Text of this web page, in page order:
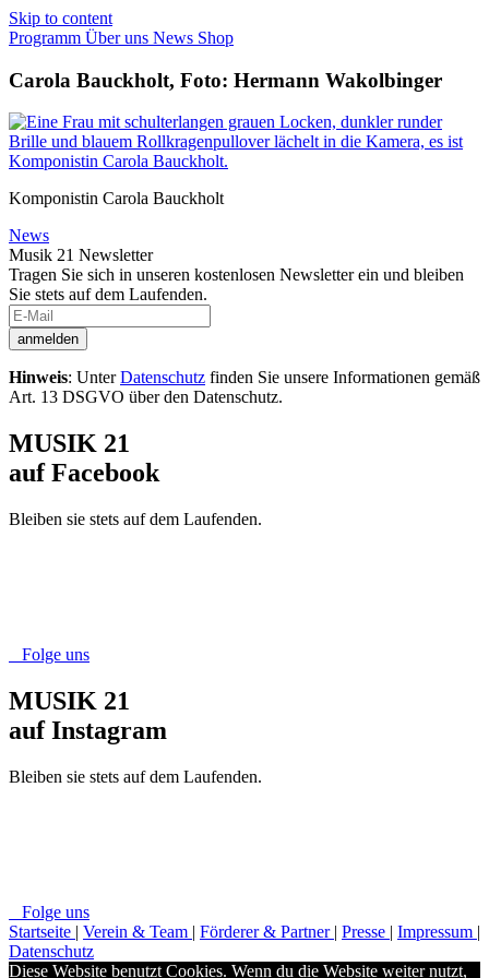
Skip to content
Programm Über uns News Shop
Carola Bauckholt, Foto: Hermann Wakolbinger
Komponistin Carola Bauckholt
News
Musik 21 Newsletter
Tragen Sie sich in unseren kostenlosen Newsletter ein und bleiben
Sie stets auf dem Laufenden.
Hinweis: UnterDatenschutz finden Sie unsere Informationen gemäß
Art. 13 DSGVO über den Datenschutz.
MUSIK 21
auf Facebook
Bleiben sie stets auf dem Laufenden.
Folge uns
MUSIK 21
auf Instagram
Bleiben sie stets auf dem Laufenden.
Folge uns
Startseite | Verein & Team | Förderer & Partner | Presse | Impressum |
Datenschutz
Diese Website benutzt Cookies. Wenn du die Website weiter nutzt,